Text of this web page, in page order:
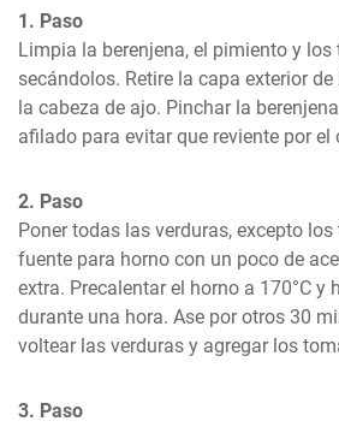
1. Paso
Limpia la berenjena, el pimiento y
secándolos. Retire la capa exterior
la cabeza de ajo. Pinchar la
afilado para evitar que reviente por el
2. Paso
Poner todas las verduras, excepto
fuente para horno con un poco de
extra. Precalentar el horno a 170°C y
durante una hora. Ase por otros 30
voltear las verduras y agregar los
3. Paso